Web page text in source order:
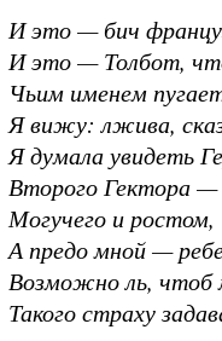
И это — бич
И это — Толбот,
Чьим именем
Я вижу: лжива,
Я думала увидеть
Второго Гектора
Могучего и
А предо мной —
Возможно ль,
Такого страху